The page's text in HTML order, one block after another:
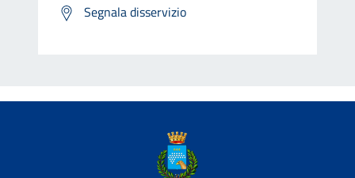
Segnala disservizio